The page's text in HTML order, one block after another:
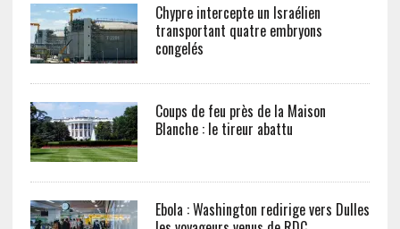
Chypre intercepte un Israélien
transportant quatre embryons
congelés
Coups de feu près de la Maison
Blanche : le tireur abattu
Ebola : Washington redirige vers Dulles